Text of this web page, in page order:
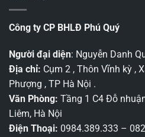
Công ty CP BHLĐ Phú Quý
Người đại diện: Nguyễn Danh
Địa chỉ: Cụm 2 , Thôn Vĩnh kỳ ,
Phượng , TP Hà Nội .
Văn Phòng: Tầng 1 C4 Đỗ
Liêm, Hà Nội
Điện Thoại: 0984.389.333 –